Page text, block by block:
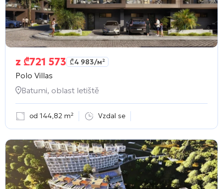
z ₾721 573 ₾4 983/м²
Polo Villas
Batumi, oblast letiště
od 144,82 m² Vzdal se